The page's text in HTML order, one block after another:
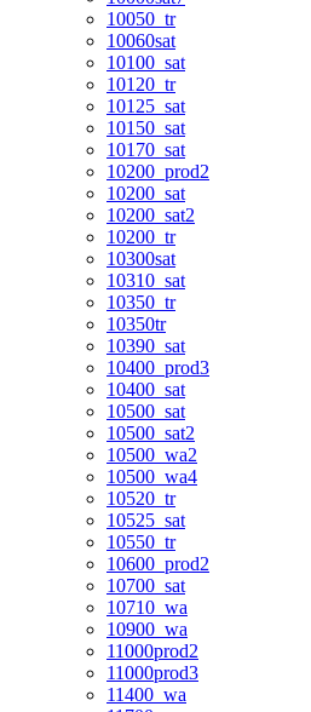
10050_tr
10060sat
10100_sat
10120_tr
10125_sat
10150_sat
10170_sat
10200_prod2
10200_sat
10200_sat2
10200_tr
10300sat
10310_sat
10350_tr
10350tr
10390_sat
10400_prod3
10400_sat
10500_sat
10500_sat2
10500_wa2
10500_wa4
10520_tr
10525_sat
10550_tr
10600_prod2
10700_sat
10710_wa
10900_wa
11000prod2
11000prod3
11400_wa